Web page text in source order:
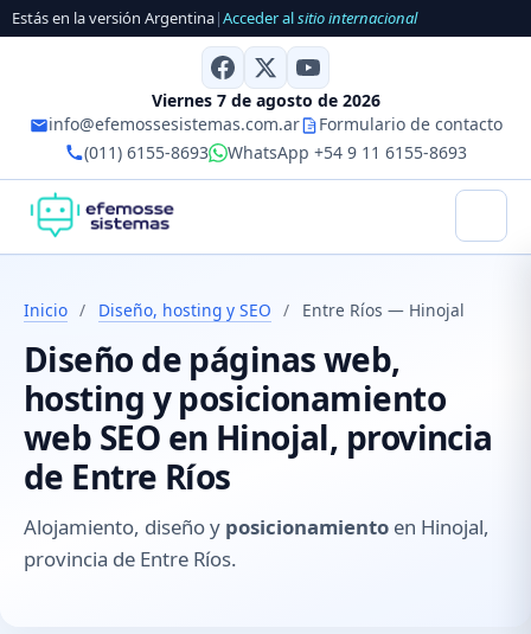
Estás en la versión Argentina|Acceder alsitio internacional
Viernes 7 de agosto de 2026
info@efemossesistemas.com.ar
Formulario de contacto
(011) 6155-8693
WhatsApp +54 9 11 6155-8693
Inicio / Diseño, hosting y SEO / Entre Ríos — Hinojal
Diseño de páginas web,
hosting y posicionamiento
web SEO en Hinojal, provincia
de Entre Ríos
Alojamiento, diseño y posicionamiento en Hinojal,
provincia de Entre Ríos.